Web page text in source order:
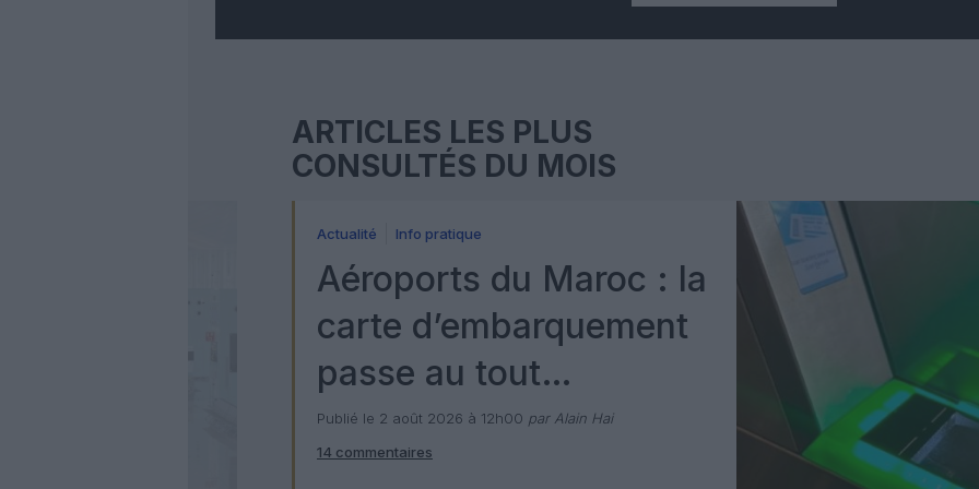
ARTICLES LES PLUS
CONSULTÉS DU MOIS
Actualité Info pratique
Aéroports du Maroc : la
carte d’embarquement
passe au tout
numérique avec Pax
Check
Publié le 2 août 2026 à 12h00 par Alain Hai
14 commentaires